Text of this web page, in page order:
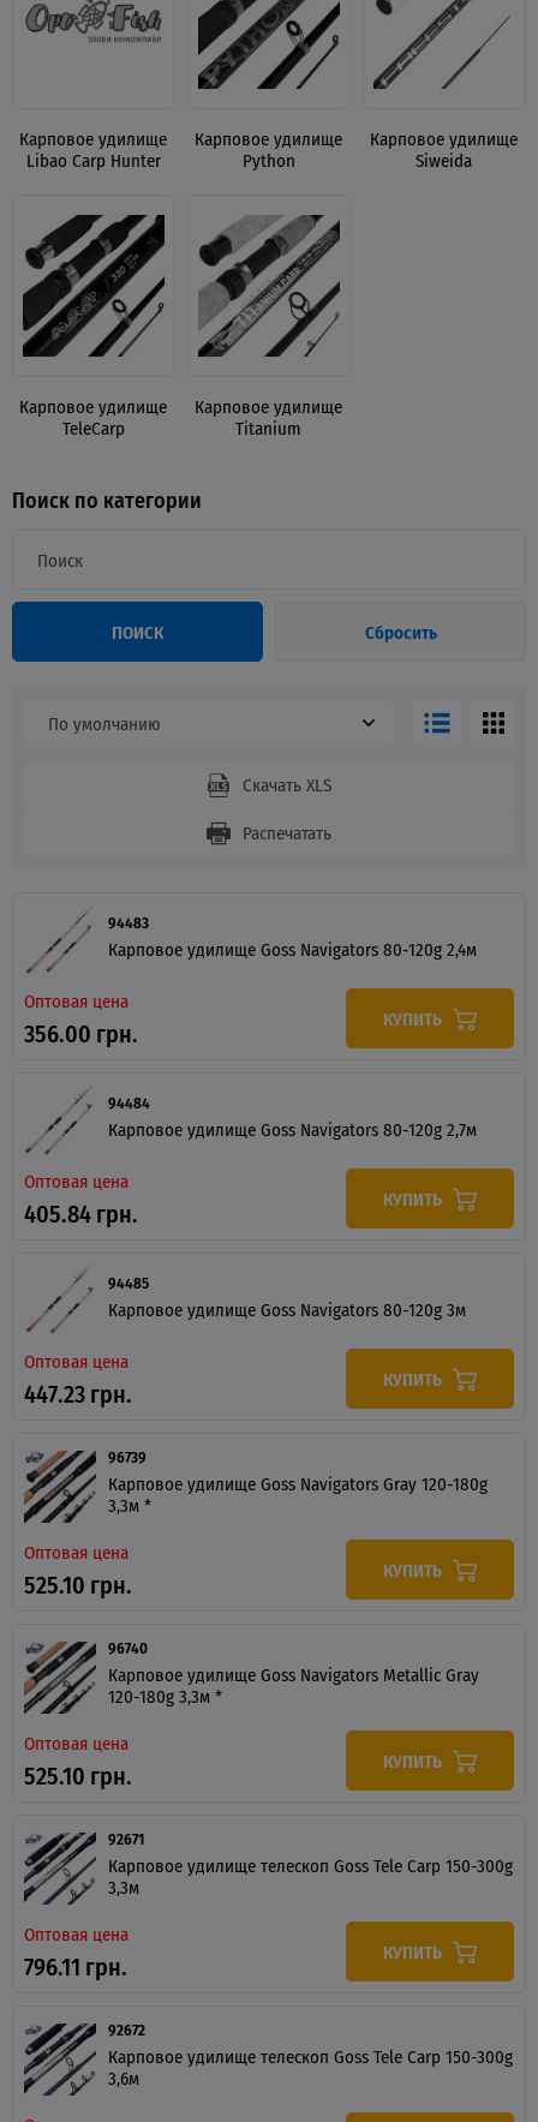
Карповое удилище
Libao Carp Hunter
Карповое удилище
Python
Карповое удилище
Siweida
Карповое удилище
TeleCarp
Карповое удилище
Titanium
Поиск по категории
ПОИСК Сбросить
По умолчанию
Скачать XLS
Распечатать
94483
Карповое удилище Goss Navigators 80-120g 2,4м
Оптовая цена
356.00 грн. КУПИТЬ
94484
Карповое удилище Goss Navigators 80-120g 2,7м
Оптовая цена
405.84 грн. КУПИТЬ
94485
Карповое удилище Goss Navigators 80-120g 3м
Оптовая цена
447.23 грн. КУПИТЬ
96739
Карповое удилище Goss Navigators Gray 120-180g
3,3м *
Оптовая цена
525.10 грн. КУПИТЬ
96740
Карповое удилище Goss Navigators Metallic Gray
120-180g 3,3м *
Оптовая цена
525.10 грн. КУПИТЬ
92671
Карповое удилище телескоп Goss Tele Carp 150-300g
3,3м
Оптовая цена
796.11 грн. КУПИТЬ
92672
Карповое удилище телескоп Goss Tele Carp 150-300g
3,6м